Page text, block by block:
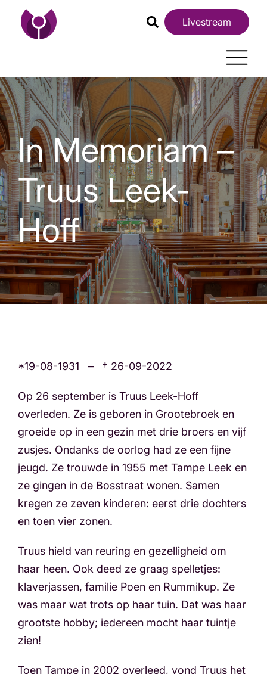
Livestream
In Memoriam –
Truus Leek-
Hoff
*19-08-1931 – † 26-09-2022
Op 26 september is Truus Leek-Hoff
overleden. Ze is geboren in Grootebroek en
groeide op in een gezin met drie broers en vijf
zusjes. Ondanks de oorlog had ze een fijne
jeugd. Ze trouwde in 1955 met Tampe Leek en
ze gingen in de Bosstraat wonen. Samen
kregen ze zeven kinderen: eerst drie dochters
en toen vier zonen.
Truus hield van reuring en gezelligheid om
haar heen. Ook deed ze graag spelletjes:
klaverjassen, familie Poen en Rummikup. Ze
was maar wat trots op haar tuin. Dat was haar
grootste hobby; iedereen mocht haar tuintje
zien!
Toen Tampe in 2002 overleed, vond Truus het